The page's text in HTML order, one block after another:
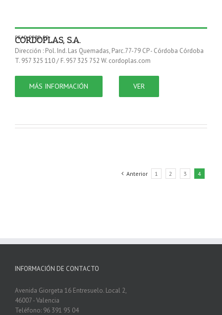
CORDOPLAS, S.A.
PEAD,PEBD,PP
Dirección : Pol. Ind. Las Quemadas, Parc.77-79 CP - Córdoba Córdoba
T. 957 325 110 / F. 957 325 752 W. cordoplas.com
MÁS INFORMACIÓN VER
Anterior 1 2 3 4
INFORMACIÓN DE CONTACTO
Avenida Giorgeta 16 Entresuelo. Local 2,
46007 - Valencia
Teléfono: 96 391 95 04